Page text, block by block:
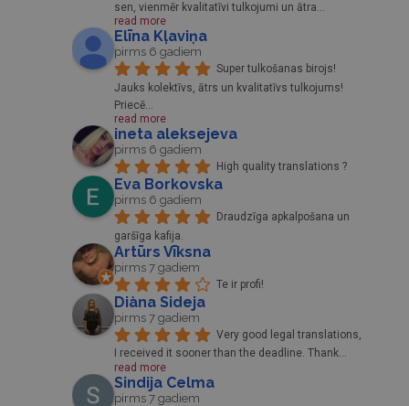
sen, vienmēr kvalitatīvi tulkojumi un ātra...
read more
Elīna Kļaviņa
pirms 6 gadiem
Super tulkošanas birojs!
Jauks kolektīvs, ātrs un kvalitatīvs tulkojums!
Priecē...
read more
ineta aleksejeva
pirms 6 gadiem
High quality translations ?
Eva Borkovska
pirms 6 gadiem
Draudzīga apkalpošana un
garšīga kafija.
Artūrs Vīksna
pirms 7 gadiem
Te ir profi!
Diàna Sideja
pirms 7 gadiem
Very good legal translations,
I received it sooner than the deadline. Thank...
read more
Sindija Celma
pirms 7 gadiem